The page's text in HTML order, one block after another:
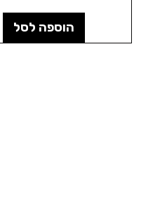
הוספה לסל